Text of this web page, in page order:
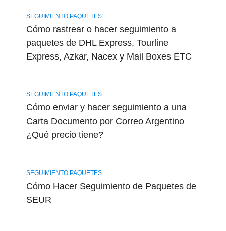
SEGUIMIENTO PAQUETES
Cómo rastrear o hacer seguimiento a
paquetes de DHL Express, Tourline
Express, Azkar, Nacex y Mail Boxes ETC
SEGUIMIENTO PAQUETES
Cómo enviar y hacer seguimiento a una
Carta Documento por Correo Argentino
¿Qué precio tiene?
SEGUIMIENTO PAQUETES
Cómo Hacer Seguimiento de Paquetes de
SEUR